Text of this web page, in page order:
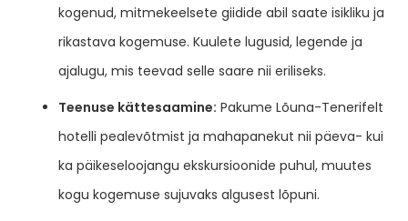
kogenud, mitmekeelsete giidide abil saate isikliku ja
rikastava kogemuse. Kuulete lugusid, legende ja
ajalugu, mis teevad selle saare nii eriliseks.
Teenuse kättesaamine: Pakume Lõuna-Tenerifelt
hotelli pealevõtmist ja mahapanekut nii päeva- kui
ka päikeseloojangu ekskursioonide puhul, muutes
kogu kogemuse sujuvaks algusest lõpuni.